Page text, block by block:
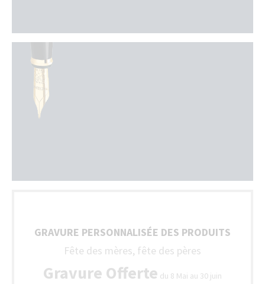
GRAVURE PERSONNALISÉE DES PRODUITS
Fête des mères, fête des pères
Gravure Offerte du 8 Mai au 30 juin